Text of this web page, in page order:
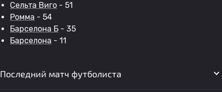
Сельта Виго - 51
Ромма - 54
Барселона Б - 35
Барселона - 11
Последний матч футболиста